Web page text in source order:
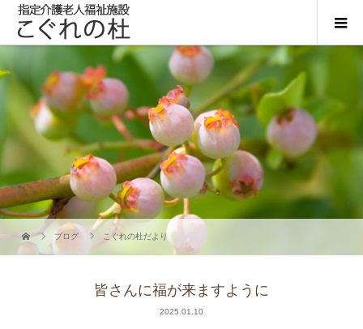
ブログ こぐれの杜だより
皆さんに福が来ますように
2025.01.10